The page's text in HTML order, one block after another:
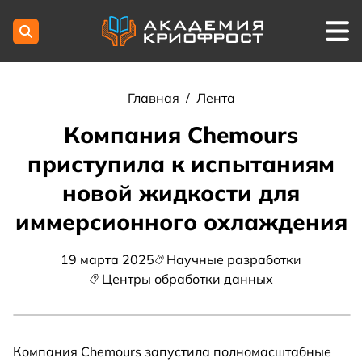
Главная / Лента
Компания Chemours
приступила к испытаниям
новой жидкости для
иммерсионного охлаждения
19 марта 2025
Научные разработки
Центры обработки данных
Компания Chemours запустила полномасштабные